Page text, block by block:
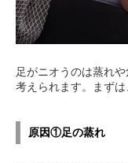
足がニオうのは蒸れ
考えられます。まずは
原因①足の蒸れ